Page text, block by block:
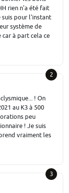
rien n'a été fait
pour l'instant
système de
à part cela ce
2
! On
au K3 à 500
peu
! Je suis
vraiment les
3